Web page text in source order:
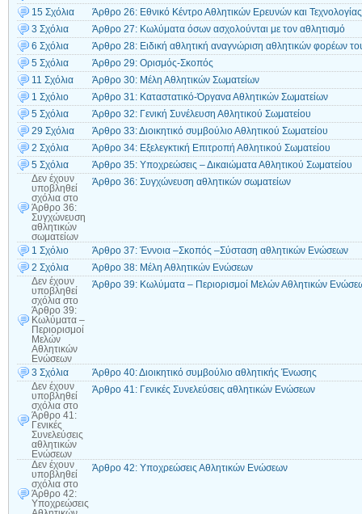
15 Σχόλια
Άρθρο 26: Εθνικό Κέντρο Αθλητικών Ερευνών και Τεχνολογίας
3 Σχόλια
Άρθρο 27: Κωλύματα όσων ασχολούνται με τον αθλητισμό
6 Σχόλια
Άρθρο 28: Ειδική αθλητική αναγνώριση αθλητικών φορέων
5 Σχόλια
Άρθρο 29: Ορισμός-Σκοπός
11 Σχόλια
Άρθρο 30: Μέλη Αθλητικών Σωματείων
1 Σχόλιο
Άρθρο 31: Καταστατικό-Όργανα Αθλητικών Σωματείων
5 Σχόλια
Άρθρο 32: Γενική Συνέλευση Αθλητικού Σωματείου
29 Σχόλια
Άρθρο 33: Διοικητικό συμβούλιο Αθλητικού Σωματείου
2 Σχόλια
Άρθρο 34: Εξελεγκτική Επιτροπή Αθλητικού Σωματείου
5 Σχόλια
Άρθρο 35: Υποχρεώσεις – Δικαιώματα Αθλητικού Σωματείου
Δεν έχουν
υποβληθεί
σχόλια στο
Άρθρο 36:
Συγχώνευση
αθλητικών
σωματείων
Άρθρο 36: Συγχώνευση αθλητικών σωματείων
1 Σχόλιο
Άρθρο 37: Έννοια –Σκοπός –Σύσταση αθλητικών Ενώσεων
2 Σχόλια
Άρθρο 38: Μέλη Αθλητικών Ενώσεων
Δεν έχουν
υποβληθεί
σχόλια στο
Άρθρο 39:
Κωλύματα –
Περιορισμοί
Μελών
Αθλητικών
Ενώσεων
Άρθρο 39: Κωλύματα – Περιορισμοί Μελών Αθλητικών
3 Σχόλια
Άρθρο 40: Διοικητικό συμβούλιο αθλητικής Ένωσης
Δεν έχουν
υποβληθεί
σχόλια στο
Άρθρο 41:
Γενικές
Συνελεύσεις
αθλητικών
Ενώσεων
Άρθρο 41: Γενικές Συνελεύσεις αθλητικών Ενώσεων
Δεν έχουν
υποβληθεί
σχόλια στο
Άρθρο 42:
Υποχρεώσεις
Άρθρο 42: Υποχρεώσεις Αθλητικών Ενώσεων